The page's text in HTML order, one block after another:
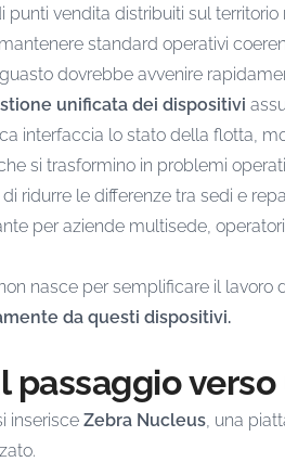
punti vendita distribuiti sul
standard operativi
dovrebbe avvenire
unificata dei dispositivi
interfaccia lo stato della flotta,
si trasformino in problemi
ridurre le differenze tra sedi e
per aziende multisede,
nasce per semplificare il lavoro
da questi dispositivi.
passaggio
inserisce Zebra Nucleus , una